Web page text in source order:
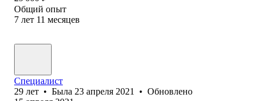
Общий опыт
7 лет 11 месяцев
Специалист
29 лет • Была 23 апреля 2021 • Обновлено